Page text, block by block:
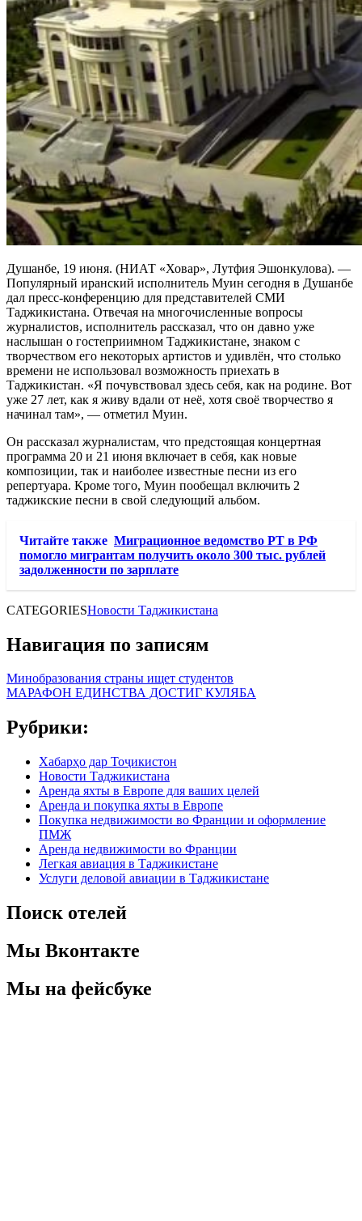
Душанбе, 19 июня. (НИАТ «Ховар», Лутфия Эшонкулова). —
Популярный иранский исполнитель Муин сегодня в Душанбе
дал пресс-конференцию для представителей СМИ
Таджикистана. Отвечая на многочисленные вопросы
журналистов, исполнитель рассказал, что он давно уже
наслышан о гостеприимном Таджикистане, знаком с
творчеством его некоторых артистов и удивлён, что столько
времени не использовал возможность приехать в
Таджикистан. «Я почувствовал здесь себя, как на родине. Вот
уже 27 лет, как я живу вдали от неё, хотя своё творчество я
начинал там», — отметил Муин.
Он рассказал журналистам, что предстоящая концертная
программа 20 и 21 июня включает в себя, как новые
композиции, так и наиболее известные песни из его
репертуара. Кроме того, Муин пообещал включить 2
таджикские песни в свой следующий альбом.
Читайте также Миграционное ведомство РТ в РФ
помогло мигрантам получить около 300 тыс. рублей
задолженности по зарплате
CATEGORIESНовости Таджикистана
Навигация по записям
Минобразования страны ищет студентов
МАРАФОН ЕДИНСТВА ДОСТИГ КУЛЯБА
Рубрики:
Хабарҳо дар Тоҷикистон
Новости Таджикистана
Аренда яхты в Европе для ваших целей
Аренда и покупка яхты в Европе
Покупка недвижимости во Франции и оформление
ПМЖ
Аренда недвижимости во Франции
Легкая авиация в Таджикистане
Услуги деловой авиации в Таджикистане
Поиск отелей
Мы Вконтакте
Мы на фейсбуке